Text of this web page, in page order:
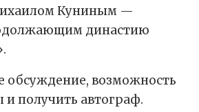
Куниным —
династию
обсуждение, возможность
и получить автограф.